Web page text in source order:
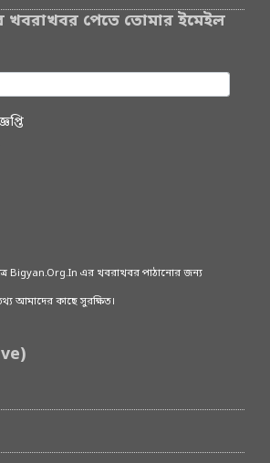
খবরাখবর পেতে তোমার ইমেইল
Bigyan.Org.In এর খবরাখবর পাঠানোর জন্য
আমাদের কাছে সুরক্ষিত।